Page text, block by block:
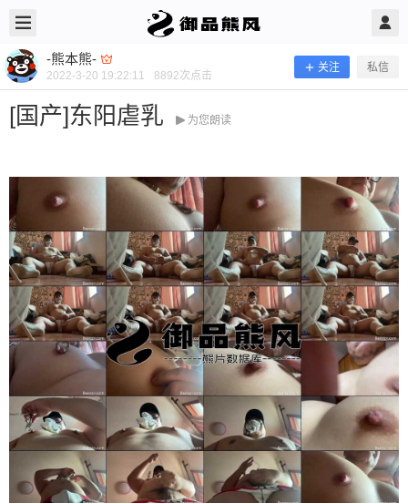
-熊本熊-
2022-3-20 19:22:11 8892次点击
关注 私信
[国产]东阳虐乳 为您朗读
-熊本熊- @ 御品熊风 2022/3/20
[国产]东阳虐乳
当前隐藏内容需要支付666熊币 已有48人支付 登录
立刻注册 0 收藏